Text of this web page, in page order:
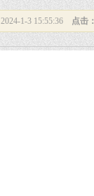
2024-1-3 15:55:36 点击：